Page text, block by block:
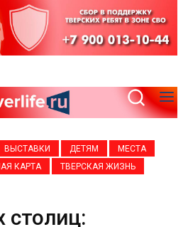
ВЫСТАВКИ ДЕТЯМ
МЕСТА
КАРТА
ТВЕРСКАЯ ЖИЗНЬ
столиц: